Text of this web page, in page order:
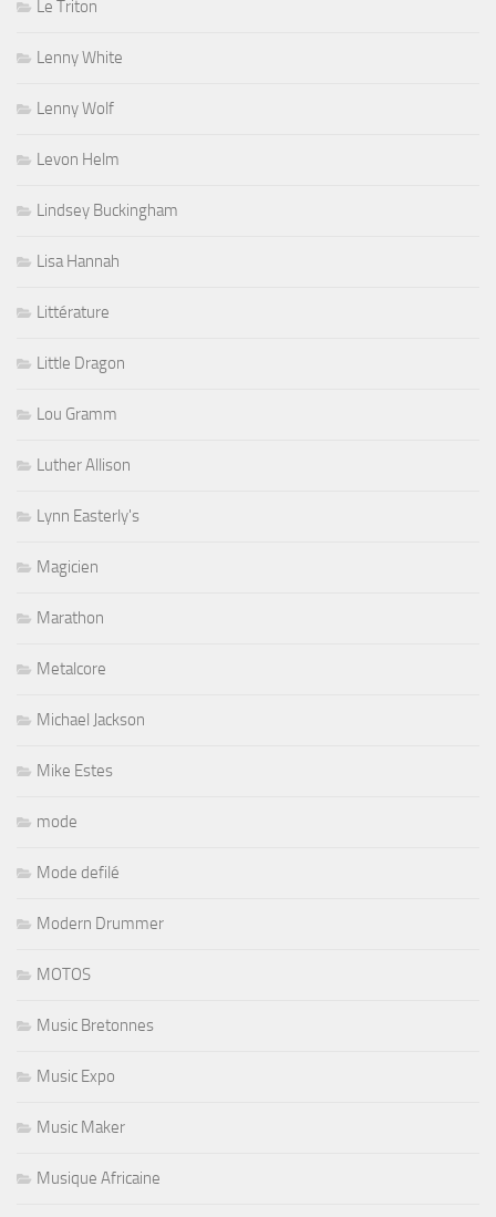
Le Triton
Lenny White
Lenny Wolf
Levon Helm
Lindsey Buckingham
Lisa Hannah
Littérature
Little Dragon
Lou Gramm
Luther Allison
Lynn Easterly's
Magicien
Marathon
Metalcore
Michael Jackson
Mike Estes
mode
Mode defilé
Modern Drummer
MOTOS
Music Bretonnes
Music Expo
Music Maker
Musique Africaine